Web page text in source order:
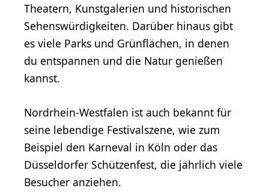
Theatern, Kunstgalerien und historischen
Sehenswürdigkeiten. Darüber hinaus gibt
es viele Parks und Grünflächen, in denen
du entspannen und die Natur genießen
kannst.
Nordrhein-Westfalen ist auch bekannt für
seine lebendige Festivalszene, wie zum
Beispiel den Karneval in Köln oder das
Düsseldorfer Schützenfest, die jährlich viele
Besucher anziehen.